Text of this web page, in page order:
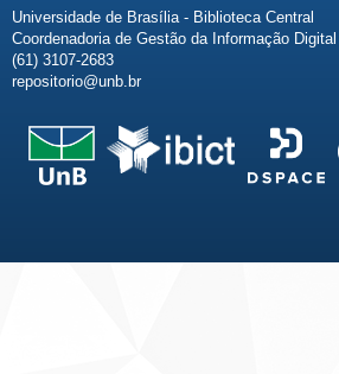
Universidade de Brasília - Biblioteca Central
Coordenadoria de Gestão da Informação
(61) 3107-2683
repositorio@unb.br